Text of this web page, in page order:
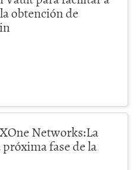
obtención de
Networks:La
fase de la